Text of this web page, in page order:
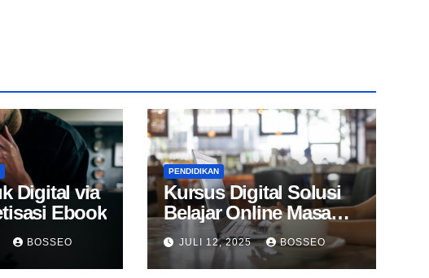
Digital via
Ebook
BOSSEO
PENDIDIKAN
Kursus Digital Solusi
Belajar Online Masa
KiniJULI 12, 2025 BOSSEO